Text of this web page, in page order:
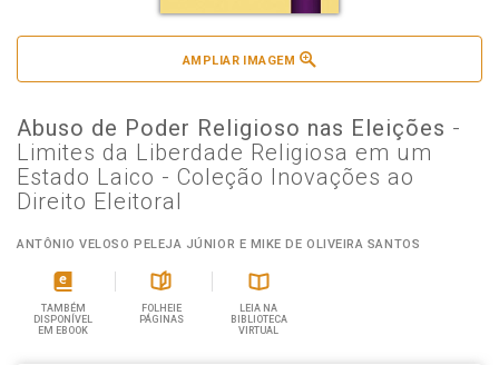
AMPLIAR IMAGEM
Abuso de Poder Religioso nas Eleições -
Limites da Liberdade Religiosa em um
Estado Laico - Coleção Inovações ao
Direito Eleitoral
ANTÔNIO VELOSO PELEJA JÚNIOR E MIKE DE OLIVEIRA SANTOS
TAMBÉM
DISPONÍVEL
EM EBOOK
FOLHEIE
PÁGINAS
LEIA NA
BIBLIOTECA
VIRTUAL